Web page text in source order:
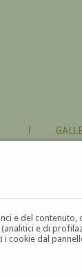
e del
e di
cookie dal